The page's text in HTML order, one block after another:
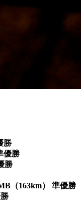
勝
優勝
勝
（163km） 準優勝